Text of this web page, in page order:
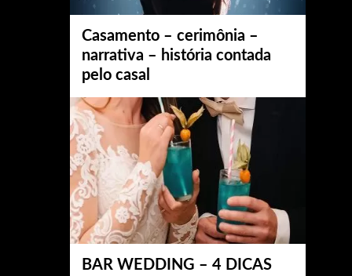
Casamento – cerimônia –
narrativa – história contada
pelo casal
BAR WEDDING – 4 DICAS